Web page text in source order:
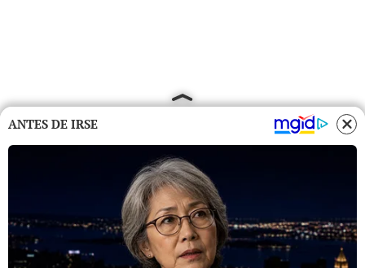
ANTES DE IRSE